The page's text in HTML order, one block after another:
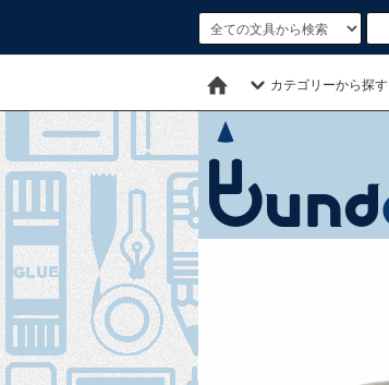
カテゴリーから探す